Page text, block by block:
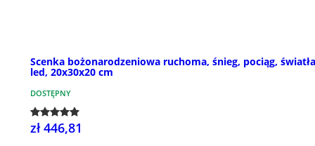
Scenka bożonarodzeniowa ruchoma, śnieg, pociąg, światła
led, 20x30x20 cm
DOSTĘPNY
zł 446,81